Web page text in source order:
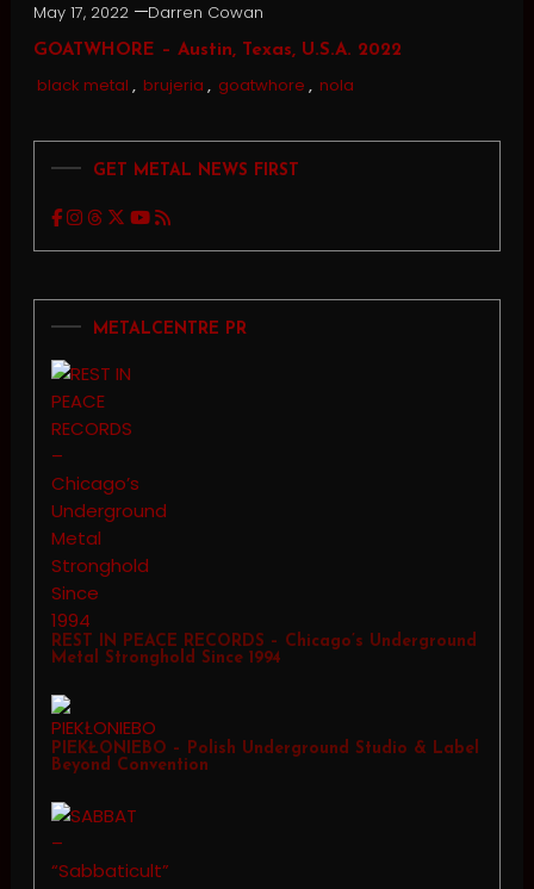
May 17, 2022 Darren Cowan
GOATWHORE – Austin, Texas, U.S.A. 2022
black metal , brujeria , goatwhore , nola
GET METAL NEWS FIRST
METALCENTRE PR
REST IN PEACE RECORDS – Chicago’s Underground
Metal Stronghold Since 1994
PIEKŁONIEBO – Polish Underground Studio & Label
Beyond Convention